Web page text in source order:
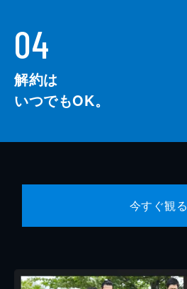
04
解約は
いつでもOK。
今すぐ観る